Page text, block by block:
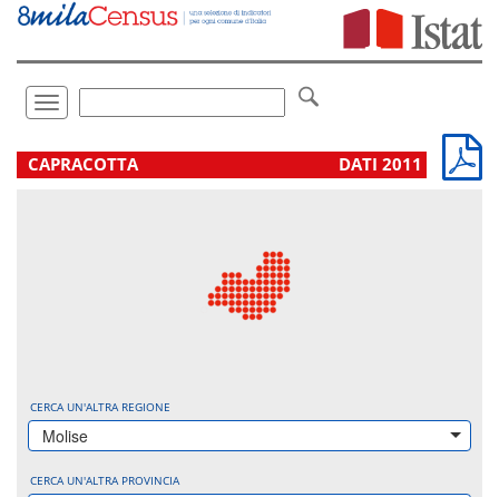
Vai
direttamente
Toggle
navigation
.
CAPRACOTTA DATI 2011
CERCA UN'ALTRA REGIONE
Molise
CERCA UN'ALTRA PROVINCIA